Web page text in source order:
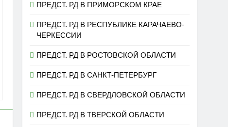
ПРЕДСТ. РД В ПРИМОРСКОМ КРАЕ
ПРЕДСТ. РД В РЕСПУБЛИКЕ КАРАЧАЕВО-
ЧЕРКЕССИИ
ПРЕДСТ. РД В РОСТОВСКОЙ ОБЛАСТИ
ПРЕДСТ. РД В САНКТ-ПЕТЕРБУРГ
ПРЕДСТ. РД В СВЕРДЛОВСКОЙ ОБЛАСТИ
ПРЕДСТ. РД В ТВЕРСКОЙ ОБЛАСТИ